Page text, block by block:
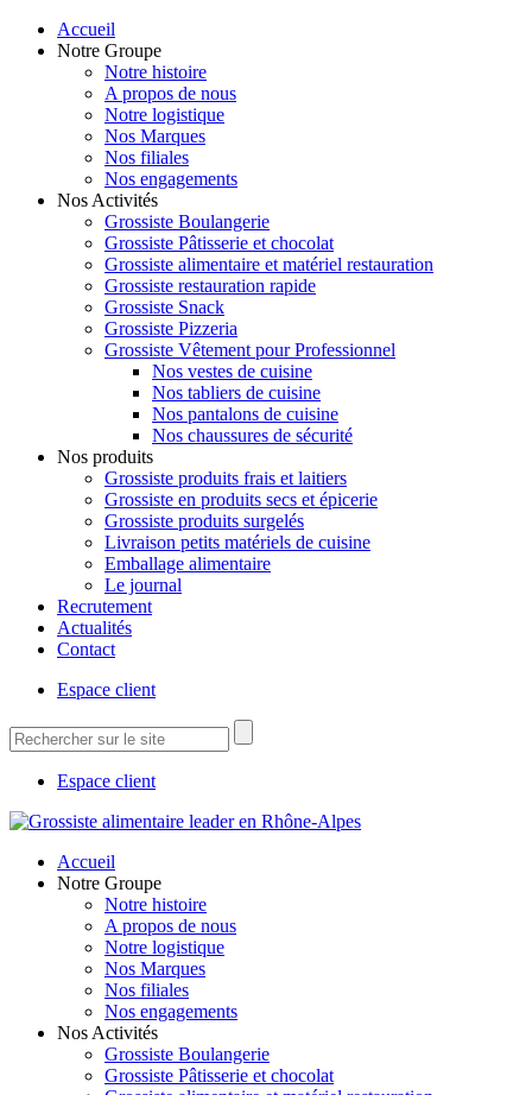
Accueil
Notre Groupe
Notre histoire
A propos de nous
Notre logistique
Nos Marques
Nos filiales
Nos engagements
Nos Activités
Grossiste Boulangerie
Grossiste Pâtisserie et chocolat
Grossiste alimentaire et matériel restauration
Grossiste restauration rapide
Grossiste Snack
Grossiste Pizzeria
Grossiste Vêtement pour Professionnel
Nos vestes de cuisine
Nos tabliers de cuisine
Nos pantalons de cuisine
Nos chaussures de sécurité
Nos produits
Grossiste produits frais et laitiers
Grossiste en produits secs et épicerie
Grossiste produits surgelés
Livraison petits matériels de cuisine
Emballage alimentaire
Le journal
Recrutement
Actualités
Contact
Espace client
Espace client
Accueil
Notre Groupe
Notre histoire
A propos de nous
Notre logistique
Nos Marques
Nos filiales
Nos engagements
Nos Activités
Grossiste Boulangerie
Grossiste Pâtisserie et chocolat